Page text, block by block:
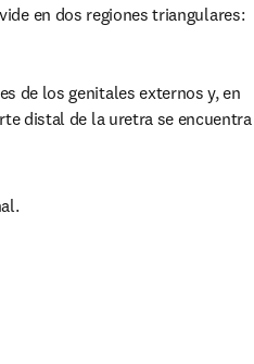
en dos regiones triangulares:
de los genitales externos y, en
distal de la uretra se encuentra